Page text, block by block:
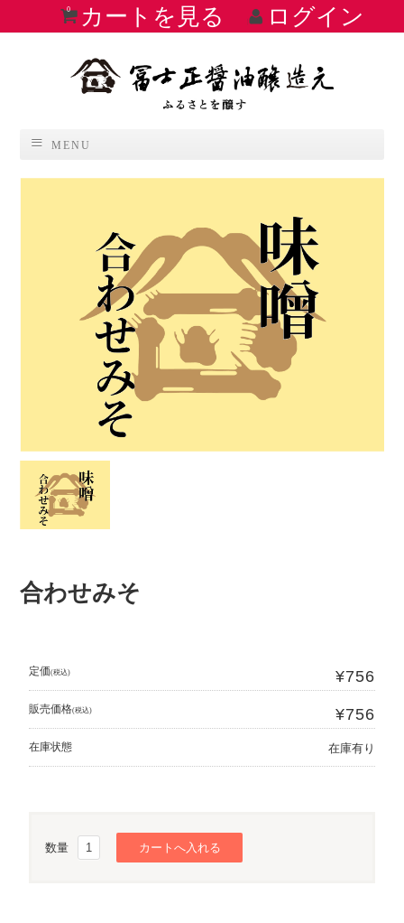
カートを見る
0 ログイン
MENU
合わせみそ
定価(税込) ¥756
販売価格(税込) ¥756
在庫状態 在庫有り
数量